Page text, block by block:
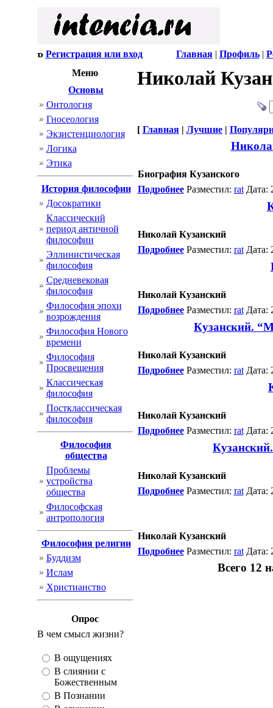
Регистрация или вход Главная| Профиль|
Меню
Основы
Онтология
Гносеология
Экзистенциология
Логика
Этика
История философии
Досократики
Классический
период античной
философии
Эллинистическая
философия
Cредневековая
философия
Философия эпохи
возрождения
Философия Нового
времени
Философия
Просвещения
Классическая
философия
Постклассическая
философия
Философия
общества
Проблемы
устройства
общества
Философская
антропология
Философия религии
Буддизм
Ислам
Христианство
Опрос
В чeм смысл жизни?
В ощущениях
В слиянии с
Божественным
В Познании
Николай
[ Главная| Лучшие|
Биография Кузанского
ПодробнееРазместил: ratДата:
Николай Кузанский
ПодробнееРазместил: ratДата:
Николай Кузанский
ПодробнееРазместил: ratДата:
Кузанский.
Николай Кузанский
ПодробнееРазместил: ratДата:
Николай Кузанский
ПодробнееРазместил: ratДата:
Николай Кузанский
ПодробнееРазместил: ratДата:
Николай Кузанский
ПодробнееРазместил: ratДата:
Всего 12